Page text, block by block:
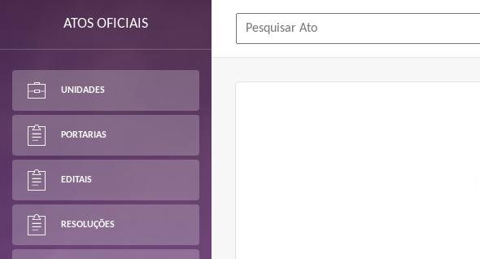
ATOS OFICIAIS
UNIDADES
PORTARIAS
EDITAIS
RESOLUÇÕES